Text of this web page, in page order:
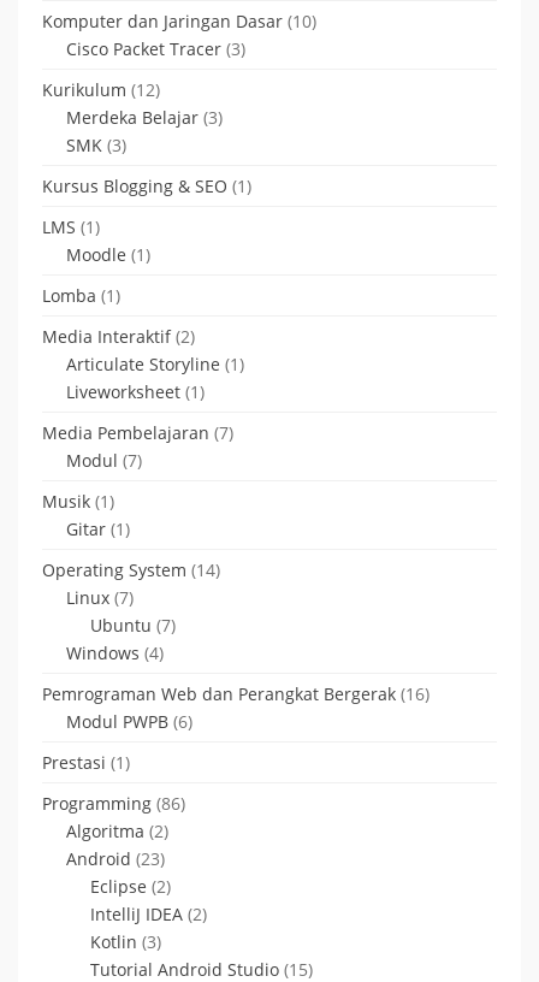
Komputer dan Jaringan Dasar (10)
Cisco Packet Tracer (3)
Kurikulum (12)
Merdeka Belajar (3)
SMK (3)
Kursus Blogging & SEO (1)
LMS (1)
Moodle (1)
Lomba (1)
Media Interaktif(2)
Articulate Storyline (1)
Liveworksheet (1)
Media Pembelajaran (7)
Modul (7)
Musik (1)
Gitar (1)
Operating System (14)
Linux (7)
Ubuntu (7)
Windows (4)
Pemrograman Web dan Perangkat Bergerak (16)
Modul PWPB (6)
Prestasi (1)
Programming (86)
Algoritma (2)
Android (23)
Eclipse (2)
IntelliJ IDEA (2)
Kotlin (3)
Tutorial Android Studio (15)